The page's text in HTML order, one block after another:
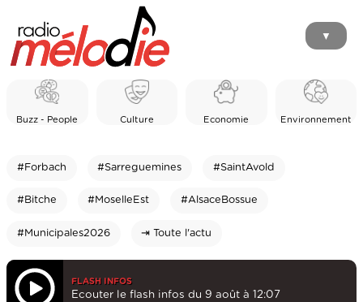
▼
Buzz - People Culture Economie Environnement
#Forbach #Sarreguemines #SaintAvold
#Bitche #MoselleEst #AlsaceBossue
#Municipales2026 ⇥ Toute l'actu
FLASH INFOS
Ecouter le flash infos du 9 août à 12:07